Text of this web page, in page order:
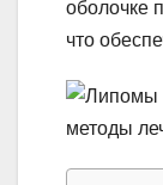
оболочке
что